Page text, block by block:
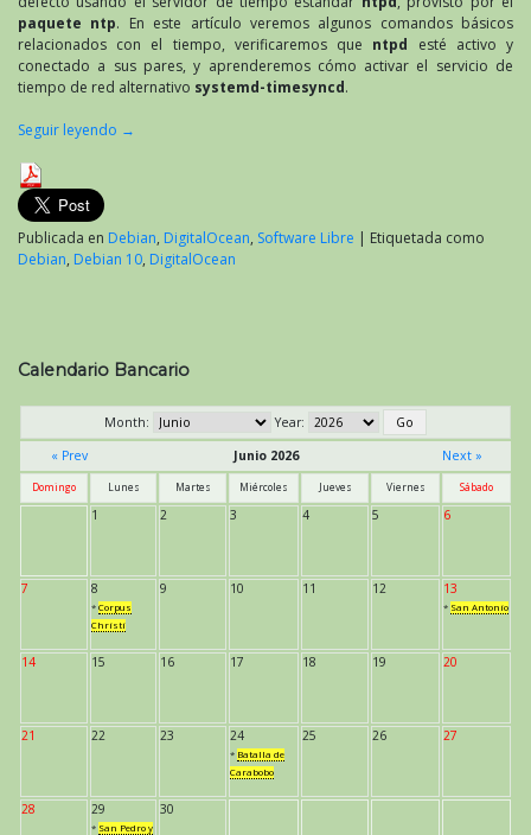
paquete ntp. En este artículo veremos algunos comandos básicos
relacionados con el tiempo, verificaremos que ntpd esté activo y
conectado a sus pares, y aprenderemos cómo activar el servicio de
tiempo de red alternativo systemd-timesyncd.
Seguir leyendo →
Publicada en Debian, DigitalOcean, Software Libre | Etiquetada como
Debian, Debian 10, DigitalOcean
Calendario Bancario
Month:
Year:
« Prev
Junio 2026 Next »
Domingo Lunes Martes Miércoles Jueves Viernes Sábado
1 2 3 4 5 6
7 8
* Corpus
Christi
9 10 11 12 13
* San Antonio
14 15 16 17 18 19 20
21 22 23 24
* Batalla de
Carabobo
25 26 27
28 29
* San Pedro y
30